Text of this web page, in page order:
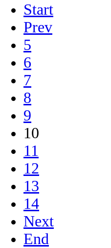
Start
Prev
5
6
7
8
9
10
11
12
13
14
Next
End